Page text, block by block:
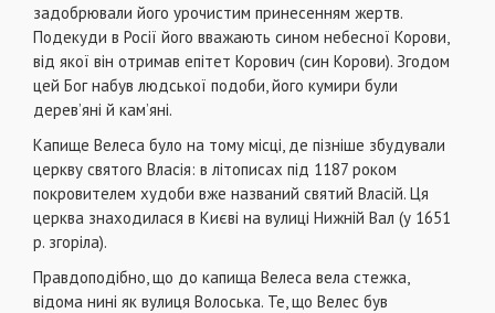
задобрювали його урочистим принесенням жертв.
Подекуди в Росії його вважають сином небесної Корови,
від якої він отримав епітет Корович (син Корови). Згодом
цей Бог набув людської подоби, його кумири були
дерев’яні й кам’яні.
Капище Велеса було на тому місці, де пізніше збудували
церкву святого Власія: в літописах під 1187 роком
покровителем худоби вже названий святий Власій. Ця
церква знаходилася в Києві на вулиці Нижній Вал (у 1651
р. згоріла).
Правдоподібно, що до капища Велеса вела стежка,
відома нині як вулиця Волоська. Те, що Велес був